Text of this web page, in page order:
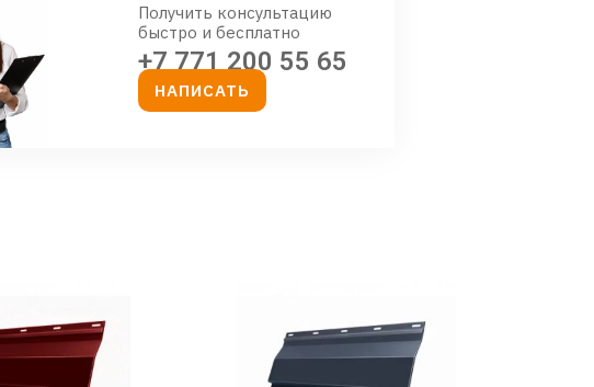
Получить консультацию
быстро и бесплатно
+7 771 200 55 65
НАПИСАТЬ